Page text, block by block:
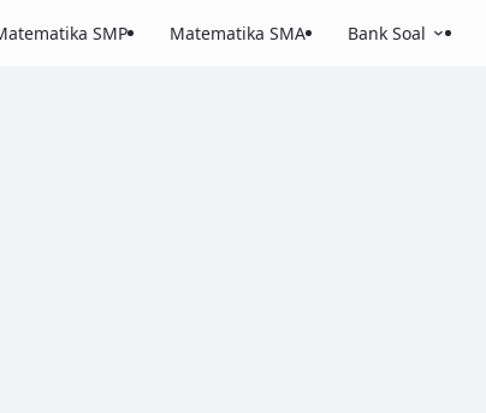
SMP Matematika SMA Bank Soal